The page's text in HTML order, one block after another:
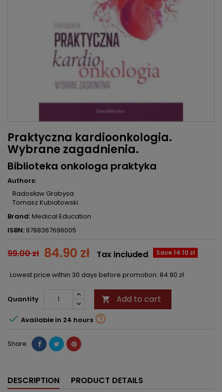
Praktyczna kardioonkologia.
Wybrane zagadnienia.
Biblioteka onkologa praktyka
Authors:
Radosław Grabysa
Tomasz Kubiatowski
Brand:Medical Education
ISBN: 9788367696005
99.00 zł 84.90 zł Save 14.10 zł
Tax included
Lowest price within 30 days before promotion: 84.90 zł
Quantity  Add to cart
 Available in 24 hours 
Share
DESCRIPTION PRODUCT DETAILS